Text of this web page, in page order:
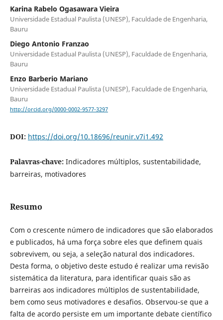
Karina Rabelo Ogasawara Vieira
Universidade Estadual Paulista (UNESP), Faculdade de Engenharia,
Bauru
Diego Antonio Franzao
Universidade Estadual Paulista (UNESP), Faculdade de Engenharia,
Bauru
Enzo Barberio Mariano
Universidade Estadual Paulista (UNESP), Faculdade de Engenharia,
Bauru
http://orcid.org/0000-0002-9577-3297
DOI: https://doi.org/10.18696/reunir.v7i1.492
Palavras-chave: Indicadores múltiplos, sustentabilidade,
barreiras, motivadores
Resumo
Com o crescente número de indicadores que são elaborados
e publicados, há uma força sobre eles que definem quais
sobrevivem, ou seja, a seleção natural dos indicadores.
Desta forma, o objetivo deste estudo é realizar uma revisão
sistemática da literatura, para identificar quais são as
barreiras aos indicadores múltiplos de sustentabilidade,
bem como seus motivadores e desafios. Observou-se que a
falta de acordo persiste em um importante debate científico